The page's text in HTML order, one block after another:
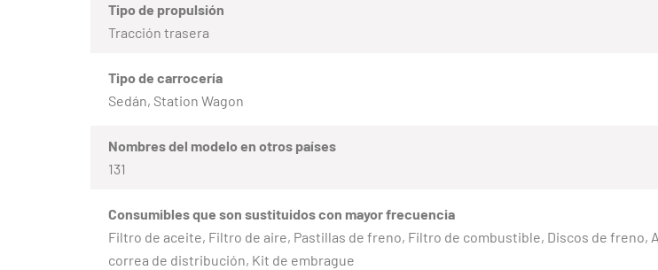
Tipo de propulsión
Tracción trasera
Tipo de carrocería
Sedán, Station Wagon
Nombres del modelo en otros países
131
Consumibles que son sustituidos con mayor frecuencia
Filtro de aceite, Filtro de aire, Pastillas de freno, Filtro de combustible, Discos de
correa de distribución, Kit de embrague